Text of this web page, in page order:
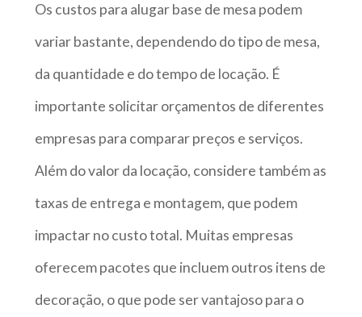
Os custos para alugar base de mesa podem
variar bastante, dependendo do tipo de mesa,
da quantidade e do tempo de locação. É
importante solicitar orçamentos de diferentes
empresas para comparar preços e serviços.
Além do valor da locação, considere também as
taxas de entrega e montagem, que podem
impactar no custo total. Muitas empresas
oferecem pacotes que incluem outros itens de
decoração, o que pode ser vantajoso para o